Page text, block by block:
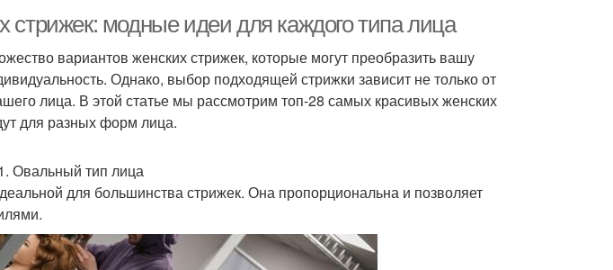
прически
Прически на редкие
волосы
Красивые прически
для тонких и
волос
для тонких
Прически с длинными
стрижек: модные идеи для каждого типа лица
вариантов женских стрижек, которые могут преобразить вашу
Однако, выбор подходящей стрижки зависит не только от
лица. В этой статье мы рассмотрим топ-28 самых красивых женских
для разных форм лица.
Овальный тип лица
для большинства стрижек. Она пропорциональна и позволяет